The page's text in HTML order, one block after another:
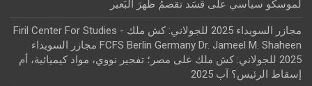
لموسكو سياسي على قسَد تقصمُ ظهرَ البَعير
مجازر السويداء 2025 للجولاني: كش ملك - Firil Center For Studies
FCFS Berlin Germany Dr. Jameel M. Shaheen مجازر السويداء
2025 للجولاني: كش ملك
على مصر؛ تفجير نووي، مواد كيميائية، أم
إسقاط الرئيس؟ آب 2025